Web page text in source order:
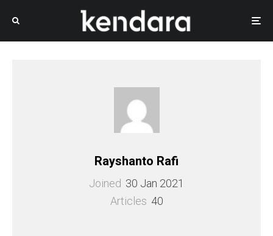
Rayshanto Rafi
Joined 30 Jan 2021
Articles 40